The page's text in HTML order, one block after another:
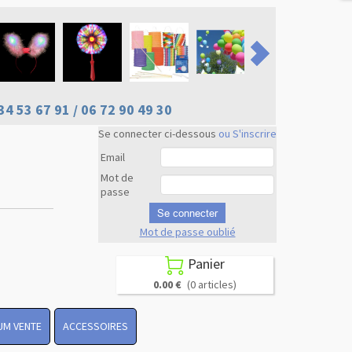
53 67 91 / 06 72 90 49 30
Se connecter ci-dessous ou S'inscrire
Email
Mot de
passe
Se connecter
Mot de passe oublié
 Panier
0.00 € (0 articles)
VENTE ACCESSOIRES